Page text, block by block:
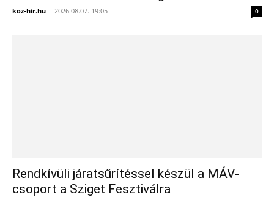
koz-hir.hu - 2026.08.07. 19:05 0
Rendkívüli járatsűrítéssel készül a MÁV-
csoport a Sziget Fesztiválra